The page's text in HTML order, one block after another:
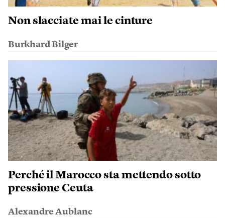
Non slacciate mai le cinture
Burkhard Bilger
Perché il Marocco sta mettendo sotto
pressione Ceuta
Alexandre Aublanc